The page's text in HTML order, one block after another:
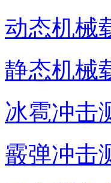
动态机械
静态机械
冰雹冲击
霰弹冲击